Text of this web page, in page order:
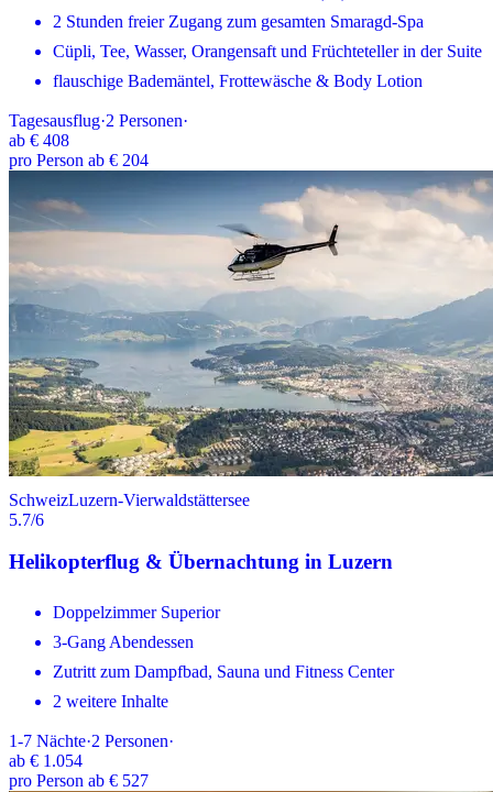
2 Stunden freier Zugang zum gesamten Smaragd-Spa
Cüpli, Tee, Wasser, Orangensaft und Früchteteller in der Suite
flauschige Bademäntel, Frottewäsche & Body Lotion
Tagesausflug·2 Personen·
ab € 408
pro Person ab € 204
SchweizLuzern-Vierwaldstättersee
5.7/6
Helikopterflug & Übernachtung in Luzern
Doppelzimmer Superior
3-Gang Abendessen
Zutritt zum Dampfbad, Sauna und Fitness Center
2 weitere Inhalte
1-7 Nächte·2 Personen·
ab € 1.054
pro Person ab € 527